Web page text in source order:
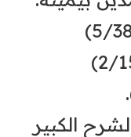
انظر: رد المختار (5/384)
ومغنى المحتاج (2/155)
الكبير